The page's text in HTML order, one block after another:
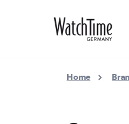
Home